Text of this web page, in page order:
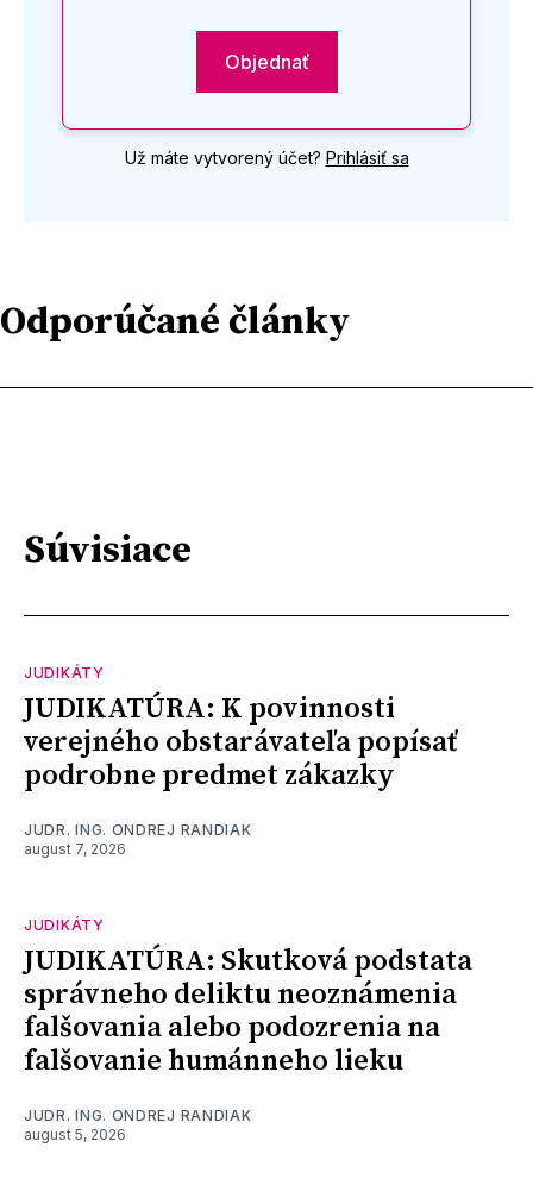
Objednať
Už máte vytvorený účet? Prihlásiť sa
Odporúčané články
Súvisiace
JUDIKÁTY
JUDIKATÚRA: K povinnosti
verejného obstarávateľa popísať
podrobne predmet zákazky
JUDR. ING. ONDREJ RANDIAK
august 7, 2026
JUDIKÁTY
JUDIKATÚRA: Skutková podstata
správneho deliktu neoznámenia
falšovania alebo podozrenia na
falšovanie humánneho lieku
JUDR. ING. ONDREJ RANDIAK
august 5, 2026